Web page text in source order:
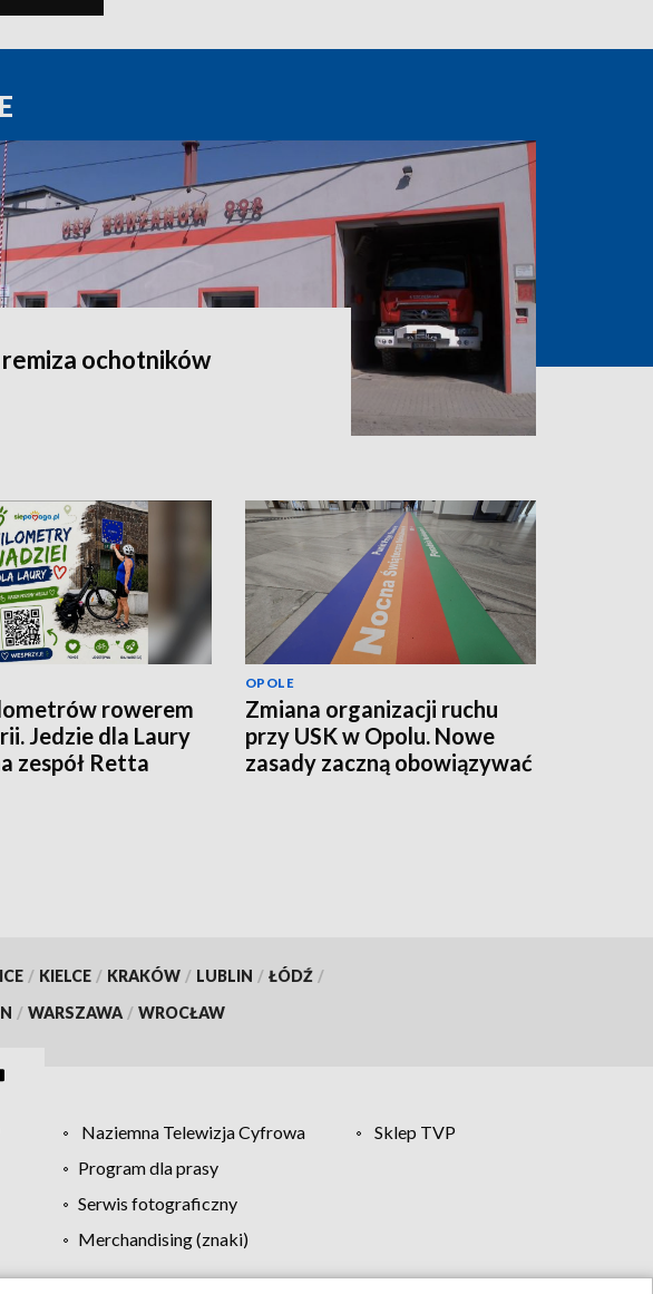
ochotników
rowerem
Jedzie dla Laury
zespół Retta
OPOLE
Zmiana organizacji ruchu
przy USK w Opolu. Nowe
zasady zaczną obowiązywać
/ KIELCE / KRAKÓW / LUBLIN / ŁÓDŹ /
/ WARSZAWA / WROCŁAW
Naziemna Telewizja Cyfrowa
Sklep TVP
Program dla prasy
Serwis fotograficzny
Merchandising (znaki)